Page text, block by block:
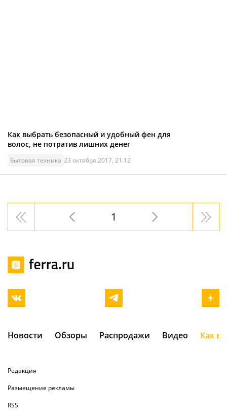
Как выбрать безопасный и удобный фен для
волос, не потратив лишних денег
Бытовая техника 23 октября 2017, 21:12
1
Новости Обзоры Распродажи Видео Как
Редакция
Размещение рекламы
RSS